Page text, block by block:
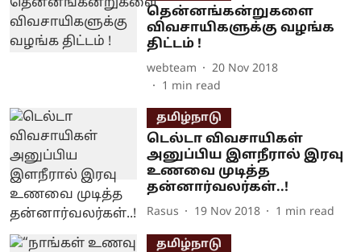
தென்னங்கன்றுகளை
விவசாயிகளுக்கு வழங்க
திட்டம் !
webteam
20 Nov 2018
1 min read
தமிழ்நாடு
டெல்டா விவசாயிகள்
அனுப்பிய இளநீரால் இரவு
உணவை முடித்த
தன்னார்வலர்கள்..!
Rasus 19 Nov 2018 1 min read
தமிழ்நாடு